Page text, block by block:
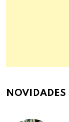
NOVIDADES